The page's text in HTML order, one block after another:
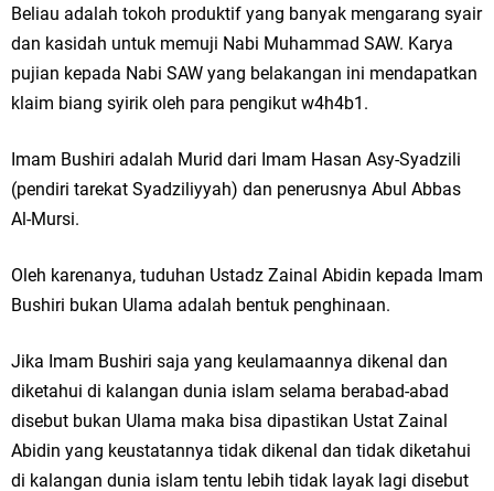
Beliau adalah tokoh produktif yang banyak mengarang syair
dan kasidah untuk memuji Nabi Muhammad SAW. Karya
pujian kepada Nabi SAW yang belakangan ini mendapatkan
klaim biang syirik oleh para pengikut w4h4b1.
Imam Bushiri adalah Murid dari Imam Hasan Asy-Syadzili
(pendiri tarekat Syadziliyyah) dan penerusnya Abul Abbas
Al-Mursi.
Oleh karenanya, tuduhan Ustadz Zainal Abidin kepada Imam
Bushiri bukan Ulama adalah bentuk penghinaan.
Jika Imam Bushiri saja yang keulamaannya dikenal dan
diketahui di kalangan dunia islam selama berabad-abad
disebut bukan Ulama maka bisa dipastikan Ustat Zainal
Abidin yang keustatannya tidak dikenal dan tidak diketahui
di kalangan dunia islam tentu lebih tidak layak lagi disebut